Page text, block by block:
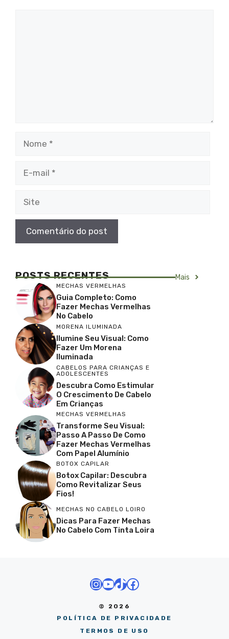
mail
POSTS RECENTES Mais
MECHAS VERMELHAS
Guia Completo: Como
Fazer Mechas Vermelhas
No Cabelo
MORENA ILUMINADA
Ilumine Seu Visual: Como
Fazer Um Morena
Iluminada
CABELOS PARA CRIANÇAS E
ADOLESCENTES
Descubra Como Estimular
O Crescimento De Cabelo
Em Crianças
MECHAS VERMELHAS
Transforme Seu Visual:
Passo A Passo De Como
Fazer Mechas Vermelhas
Com Papel Alumínio
BOTOX CAPILAR
Botox Capilar: Descubra
Como Revitalizar Seus
Fios!
MECHAS NO CABELO LOIRO
Dicas Para Fazer Mechas
No Cabelo Com Tinta Loira
Instagram
Youtube
TikTok
Facebook
© 2026
POLÍTICA DE PRIVACIDADE
TERMOS DE USO